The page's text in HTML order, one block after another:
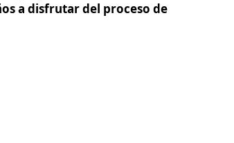
a disfrutar del proceso de